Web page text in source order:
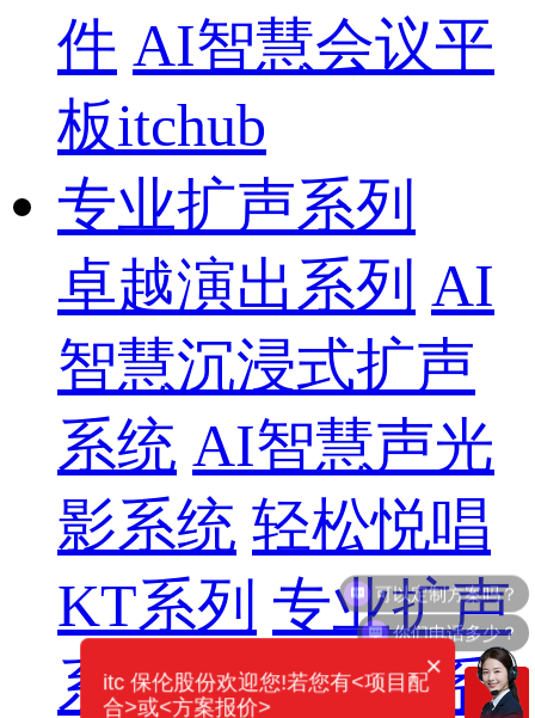
件 AI智慧会议平
板itchub
专业扩声系列
卓越演出系列 AI
智慧沉浸式扩声
系统 AI智慧声光
影系统 轻松悦唱
KT系列 专业扩声
系列 专业音箱系
你们电话多少？
×
itc 保伦股份欢迎您!若您有<项目配
合>或<方案报价>